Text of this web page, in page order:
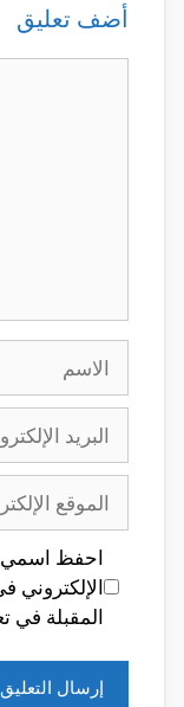
أضف تعليق
الإلكتروني
الإلكتروني
احفظ اسمي،
الإلكتروني
المقبلة في